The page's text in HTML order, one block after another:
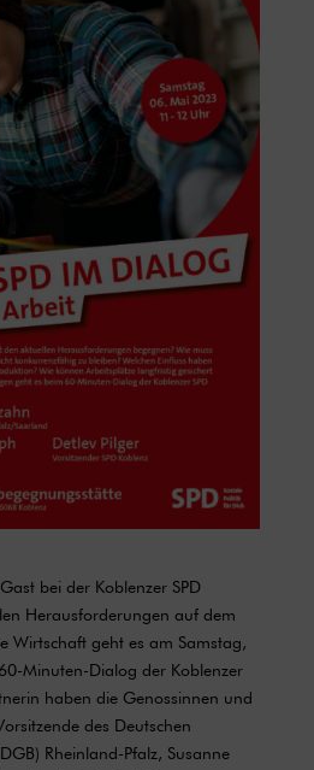
bei der Koblenzer SPD
Herausforderungen auf dem
Wirtschaft geht es am Samstag,
Minuten-Dialog der Koblenzer
haben die Genossinnen und
des Deutschen
Rheinland-Pfalz, Susanne